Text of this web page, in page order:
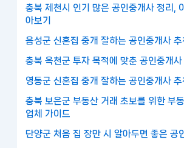
충북 제천시 인기 많은 공인중개사 정리,
아보기
음성군 신혼집 중개 잘하는 공인중개사
충북 옥천군 투자 목적에 맞춘 공인중개
영동군 신혼집 중개 잘하는 공인중개사
충북 보은군 부동산 거래 초보를 위한 부
업체 가이드
단양군 처음 집 장만 시 알아두면 좋은 공